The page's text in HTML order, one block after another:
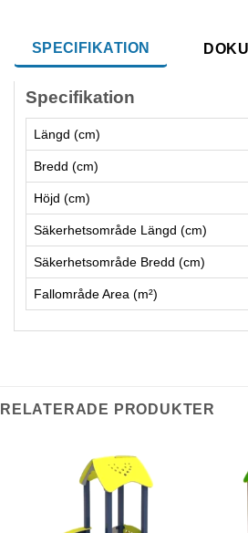
SPECIFIKATION
Specifikation
Längd (cm)
Bredd (cm)
Höjd (cm)
Säkerhetsområde Längd (cm)
Säkerhetsområde Bredd (cm)
Fallområde Area (m²)
RELATERADE PRODUKTER